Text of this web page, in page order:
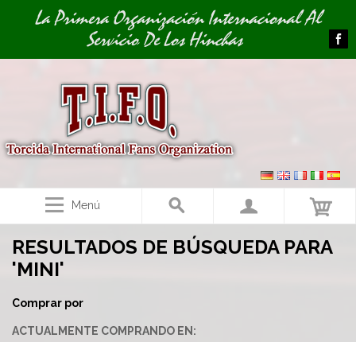
Image 01La Primera Organización Internacional Al
Servicio De Los Hinchas
Menú
RESULTADOS DE BÚSQUEDA PARA
'MINI'
Comprar por
ACTUALMENTE COMPRANDO EN: